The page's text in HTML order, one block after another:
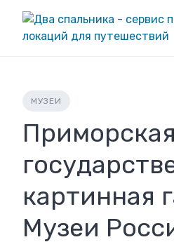
content
МУЗЕИ
Приморская
картинная
Музеи